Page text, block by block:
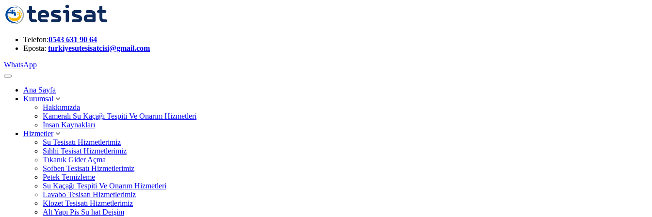
Telefon:0543 631 90 64
Eposta: turkiyesutesisatcisi@gmail.com
WhatsApp
Ana Sayfa
Kurumsal
Hakkımızda
Kameralı Su Kaçağı Tespiti Ve Onarım Hizmetleri
İnsan Kaynakları
Hizmetler
Su Tesisatı Hizmetlerimiz
Sıhhi Tesisat Hizmetlerimiz
Tıkanık Gider Açma
Şofben Tesisatı Hizmetlerimiz
Petek Temizleme
Su Kaçağı Tespiti Ve Onarım Hizmetleri
Lavabo Tesisatı Hizmetlerimiz
Klozet Tesisatı Hizmetlerimiz
Alt Yapı Pis Su hat Deişim